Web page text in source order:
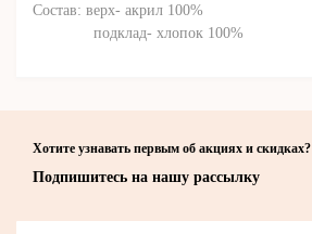
Состав: верх- акрил 100%
подклад- хлопок 100%
Хотите узнавать первым об акциях и скидках?
Подпишитесь на нашу рассылку